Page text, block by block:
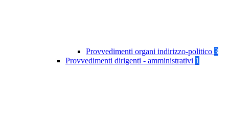
Provvedimenti organi indirizzo-politico 3
Provvedimenti dirigenti - amministrativi 1